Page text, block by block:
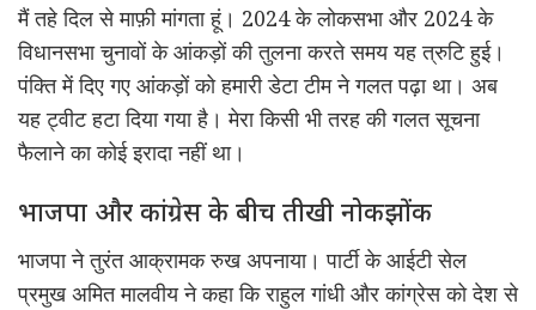
मैं तहे दिल से माफ़ी मांगता हूं। 2024 के लोकसभा और 2024 के
विधानसभा चुनावों के आंकड़ों की तुलना करते समय यह त्रुटि हुई।
पंक्ति में दिए गए आंकड़ों को हमारी डेटा टीम ने गलत पढ़ा था। अब
यह ट्वीट हटा दिया गया है। मेरा किसी भी तरह की गलत सूचना
फैलाने का कोई इरादा नहीं था।
भाजपा और कांग्रेस के बीच तीखी नोकझोंक
भाजपा ने तुरंत आक्रामक रुख अपनाया। पार्टी के आईटी सेल
प्रमुख अमित मालवीय ने कहा कि राहुल गांधी और कांग्रेस को देश से